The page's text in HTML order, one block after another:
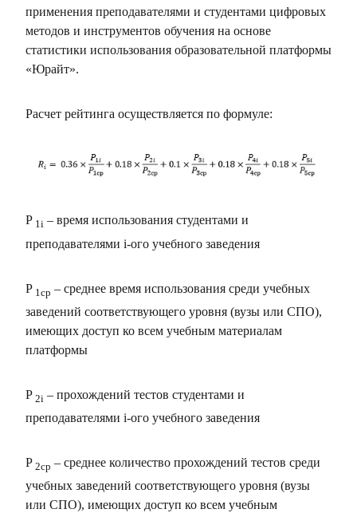
применения преподавателями и студентами цифровых
методов и инструментов обучения на основе
статистики использования образовательной платформы
«Юрайт».
Расчет рейтинга осуществляется по формуле:
P 1i – время использования студентами и
преподавателями i-ого учебного заведения
P 1ср – среднее время использования среди учебных
заведений соответствующего уровня (вузы или СПО),
имеющих доступ ко всем учебным материалам
платформы
P 2i – прохождений тестов студентами и
преподавателями i-ого учебного заведения
P 2ср – среднее количество прохождений тестов среди
учебных заведений соответствующего уровня (вузы
или СПО), имеющих доступ ко всем учебным